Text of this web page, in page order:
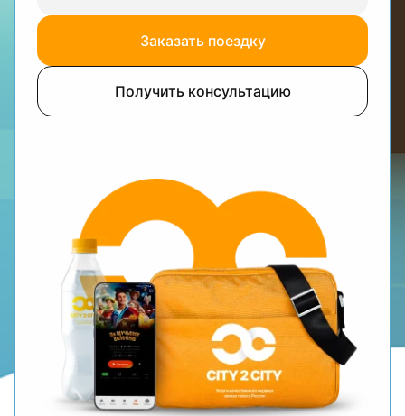
Заказать поездку
Получить консультацию